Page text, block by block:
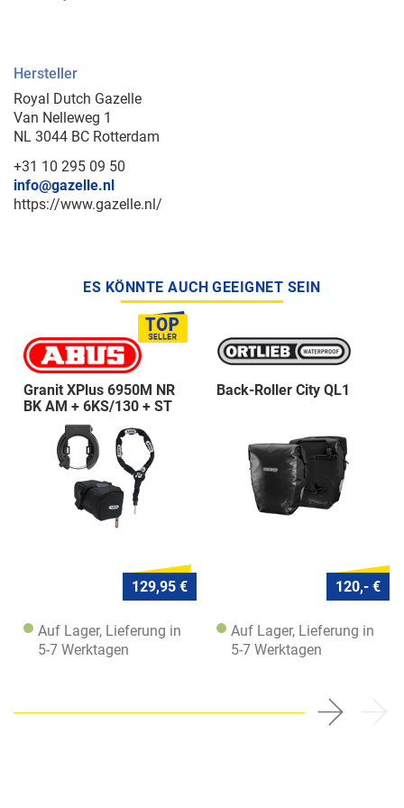
Hersteller
Royal Dutch Gazelle
Van Nelleweg 1
NL 3044 BC Rotterdam
+31 10 295 09 50
info@gazelle.nl
https://www.gazelle.nl/
ES KÖNNTE AUCH GEEIGNET SEIN
Granit XPlus 6950M NR
BK AM + 6KS/130 + ST
129,95 €
Auf Lager, Lieferung in
5-7 Werktagen
Back-Roller City QL1
120,- €
Auf Lager, Lieferung in
5-7 Werktagen